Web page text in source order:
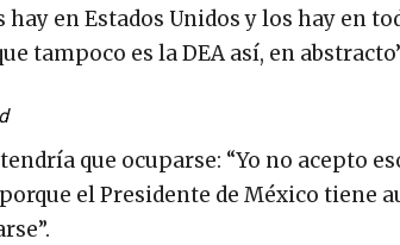
en Estados Unidos y los hay en
tampoco es la DEA así, en
que ocuparse: “Yo no acepto
el Presidente de México tiene